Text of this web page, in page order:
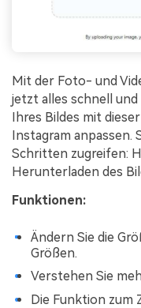
Mit der Foto- und
jetzt alles schnell und
Ihres Bildes mit
Instagram
Schritten zugreifen:
Herunterladen des
Funktionen:
Ändern Sie die
Größen.
Verstehen Sie
Die Funktion zum